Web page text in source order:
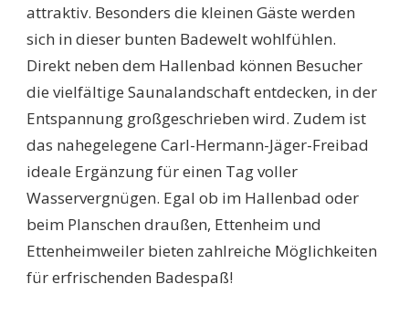
attraktiv. Besonders die kleinen Gäste werden
sich in dieser bunten Badewelt wohlfühlen.
Direkt neben dem Hallenbad können Besucher
die vielfältige Saunalandschaft entdecken, in der
Entspannung großgeschrieben wird. Zudem ist
das nahegelegene Carl-Hermann-Jäger-Freibad
ideale Ergänzung für einen Tag voller
Wasservergnügen. Egal ob im Hallenbad oder
beim Planschen draußen, Ettenheim und
Ettenheimweiler bieten zahlreiche Möglichkeiten
für erfrischenden Badespaß!